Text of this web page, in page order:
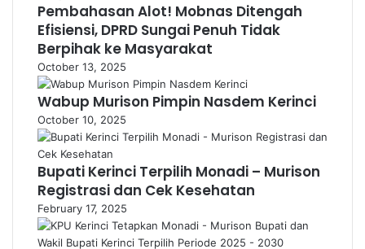
Pembahasan Alot! Mobnas Ditengah
Efisiensi, DPRD Sungai Penuh Tidak
Berpihak ke Masyarakat
October 13, 2025
Wabup Murison Pimpin Nasdem Kerinci
October 10, 2025
Bupati Kerinci Terpilih Monadi – Murison
Registrasi dan Cek Kesehatan
February 17, 2025